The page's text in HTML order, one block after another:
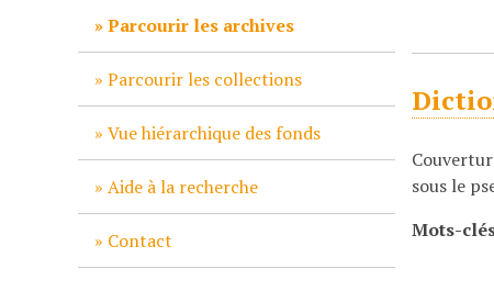
Parcourir les archives
Parcourir les collections
Vue hiérarchique des fonds
Aide à la recherche
Contact
sous le
Mots-